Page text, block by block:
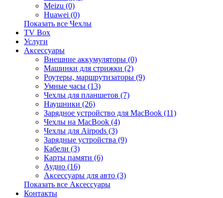
Meizu (0)
Huawei (0)
Показать все Чехлы
TV Box
Услуги
Аксессуары
Внешние аккумуляторы (0)
Машинки для стрижки (2)
Роутеры, маршрутизаторы (9)
Умные часы (13)
Чехлы для планшетов (7)
Наушники (26)
Зарядное устройство для MacBook (11)
Чехлы на MacBook (4)
Чехлы для Airpods (3)
Зарядные устройства (9)
Кабели (3)
Карты памяти (6)
Аудио (16)
Аксессуары для авто (3)
Показать все Аксессуары
Контакты